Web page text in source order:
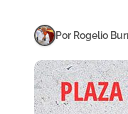
Por Rogelio